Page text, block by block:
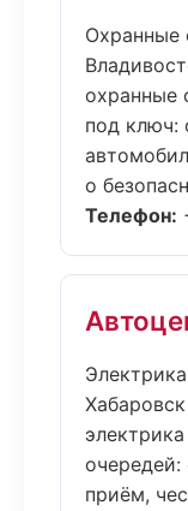
Охранные
охранные
под ключ:
о
Телефон:
Хабаровск
очередей:
приём,